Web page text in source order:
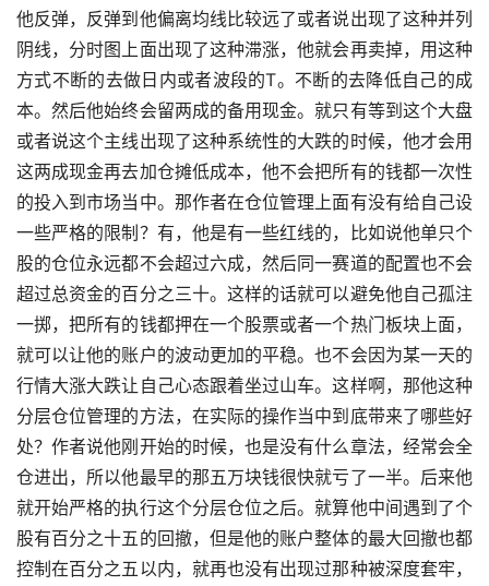
他反弹，反弹到他偏离均线比较远了或者说出现了这种并列
阴线，分时图上面出现了这种滞涨，他就会再卖掉，用这种
方式不断的去做日内或者波段的T。不断的去降低自己的成
本。然后他始终会留两成的备用现金。就只有等到这个大盘
或者说这个主线出现了这种系统性的大跌的时候，他才会用
这两成现金再去加仓摊低成本，他不会把所有的钱都一次性
的投入到市场当中。那作者在仓位管理上面有没有给自己设
一些严格的限制？有，他是有一些红线的，比如说他单只个
股的仓位永远都不会超过六成，然后同一赛道的配置也不会
超过总资金的百分之三十。这样的话就可以避免他自己孤注
一掷，把所有的钱都押在一个股票或者一个热门板块上面，
就可以让他的账户的波动更加的平稳。也不会因为某一天的
行情大涨大跌让自己心态跟着坐过山车。这样啊，那他这种
分层仓位管理的方法，在实际的操作当中到底带来了哪些好
处？作者说他刚开始的时候，也是没有什么章法，经常会全
仓进出，所以他最早的那五万块钱很快就亏了一半。后来他
就开始严格的执行这个分层仓位之后。就算他中间遇到了个
股有百分之十五的回撤，但是他的账户整体的最大回撤也都
控制在百分之五以内，就再也没有出现过那种被深度套牢，